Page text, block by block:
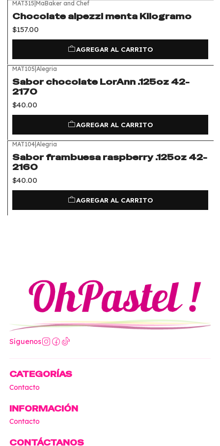
MAT315 MaBaker and Chef
Chocolate alpezzi menta Kilogramo
$157.00
AGREGAR AL CARRITO
MAT105 Alegria
Sabor chocolate LorAnn .125oz 42-
2170
$40.00
AGREGAR AL CARRITO
MAT104| Alegria
Sabor frambuesa raspberry .125oz 42-
2160
$40.00
AGREGAR AL CARRITO
Síguenos
CATEGORÍAS
Contacto
INFORMACIÓN
Contacto
CONTÁCTANOS